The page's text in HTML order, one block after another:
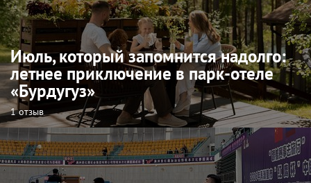
Июль, который запомнится надолго:
летнее приключение в парк-отеле
«Бурдугуз»
1 отзыв